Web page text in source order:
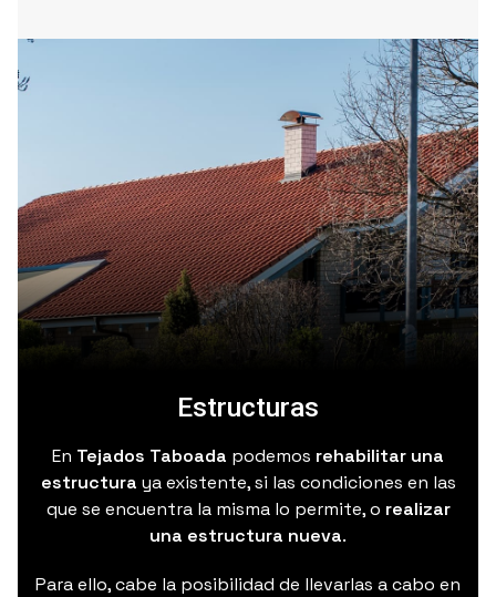
Estructuras
En Tejados Taboada podemos rehabilitar una
estructura ya existente, si las condiciones en las
que se encuentra la misma lo permite, o realizar
una estructura nueva.
Para ello, cabe la posibilidad de llevarlas a cabo en